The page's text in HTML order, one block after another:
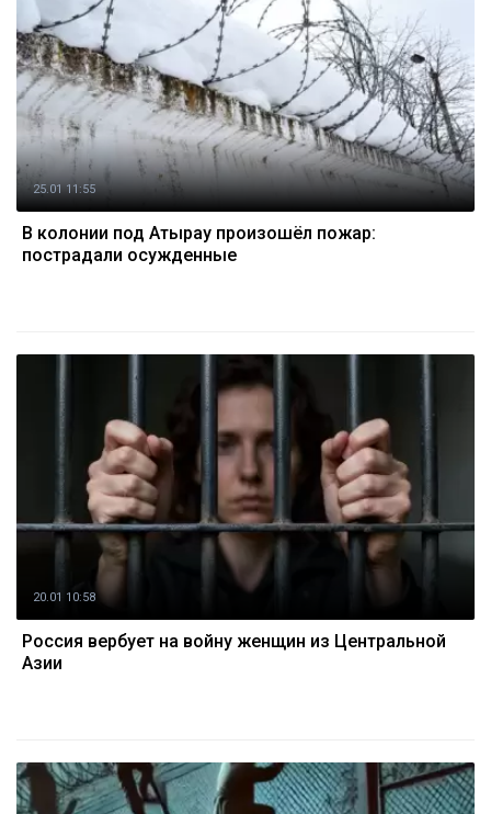
25.01 11:55
В колонии под Атырау произошёл пожар:
пострадали осужденные
20.01 10:58
Россия вербует на войну женщин из Центральной
Азии